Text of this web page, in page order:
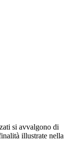
si avvalgono di
illustrate nella